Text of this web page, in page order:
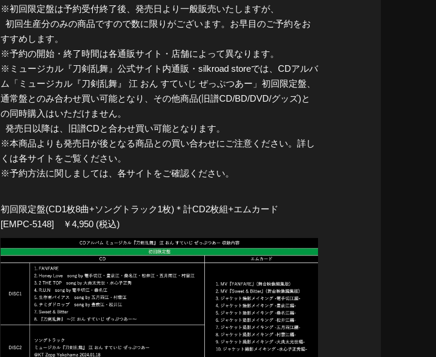
※初回限定盤は予約受付終了後、発売日より一般販売いたしますが、
初回生産分のみの商品ですので数に限りがございます。お早目のご予約をお
すすめします。
※予約の開始・終了時間は各通販サイト・店舗によって異なります。
※ミュージカル『刀剣乱舞』公式サイト内通販・silkroad storeでは、CDアルバ
ム「ミュージカル『刀剣乱舞』 江 おん すていじ ぜっぷつあー」初回限定盤、
通常盤とのみ合わせ買い可能となり、その他商品(旧譜CD/BD/DVD/グッズ)と
の同時購入はいただけません。
発売日以降は、旧譜CDと合わせ買い可能となります。
※本商品よりも発売日が後となる商品との買い合わせにご注意ください。詳し
くは各サイトをご覧ください。
※予約方法に関しましては、各サイトをご確認ください。
初回限定盤(CD1枚8曲+ソングトラック1枚)＊計CD2枚組+エムカード
[EMPC-5148] ￥4,950 (税込)